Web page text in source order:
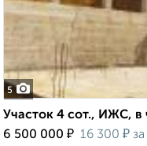
5
Участок 4 сот., ИЖС, в
6 500 000 ₽ 16 300 ₽